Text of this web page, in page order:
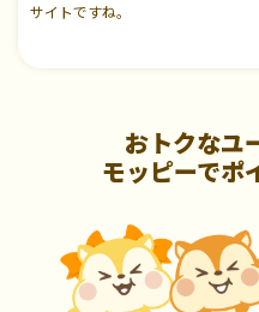
サイトですね。
おトクなユ
モッピーでポ